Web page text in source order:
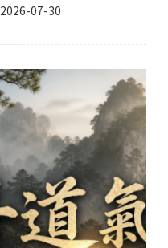
2026-07-30